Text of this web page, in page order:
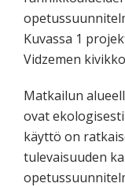
Kuvassa 1
Vidzemen
Matkailun
ovat
käyttö on
tulevaisuuden